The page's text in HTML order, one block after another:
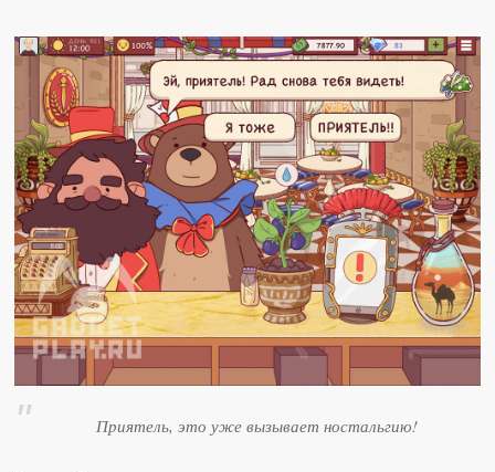
Приятель, это уже вызывает ностальгию!